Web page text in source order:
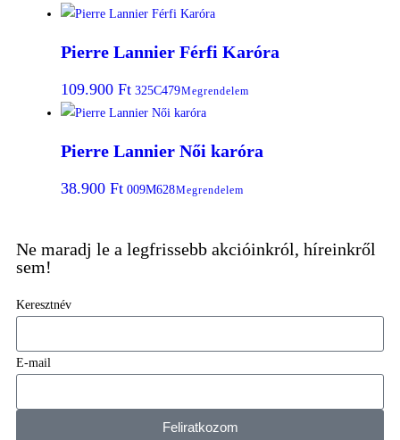
Pierre Lannier Férfi Karóra
109.900 Ft 325C479Megrendelem
Pierre Lannier Női karóra
38.900 Ft 009M628Megrendelem
Ne maradj le a legfrissebb akcióinkról, híreinkről
sem!
Keresztnév
E-mail
Feliratkozom